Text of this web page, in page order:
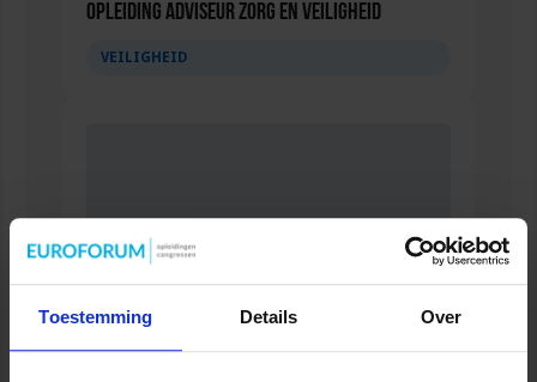
Toestemming Details Over
Opleiding Adviseur zorg en veiligheid
VEILIGHEID